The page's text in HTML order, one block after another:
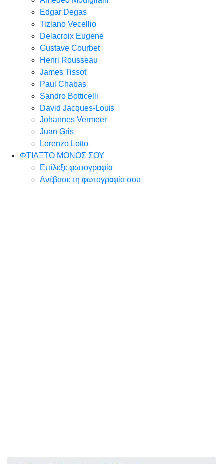
Edgar Degas
Tiziano Vecellio
Delacroix Eugene
Gustave Courbet
Henri Rousseau
James Tissot
Paul Chabas
Sandro Botticelli
David Jacques-Louis
Johannes Vermeer
Juan Gris
Lorenzo Lotto
ΦΤΙΑΞΤΟ ΜΟΝΟΣ ΣΟΥ
Επίλεξε φωτογραφία
Ανέβασε τη φωτογραφία σου